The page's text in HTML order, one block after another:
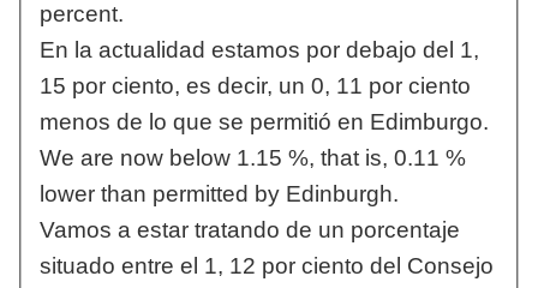
percent.
En la actualidad estamos por debajo del 1,
15 por ciento, es decir, un 0, 11 por ciento
menos de lo que se permitió en Edimburgo.
We are now below 1.15 %, that is, 0.11 %
lower than permitted by Edinburgh.
Vamos a estar tratando de un porcentaje
situado entre el 1, 12 por ciento del Consejo